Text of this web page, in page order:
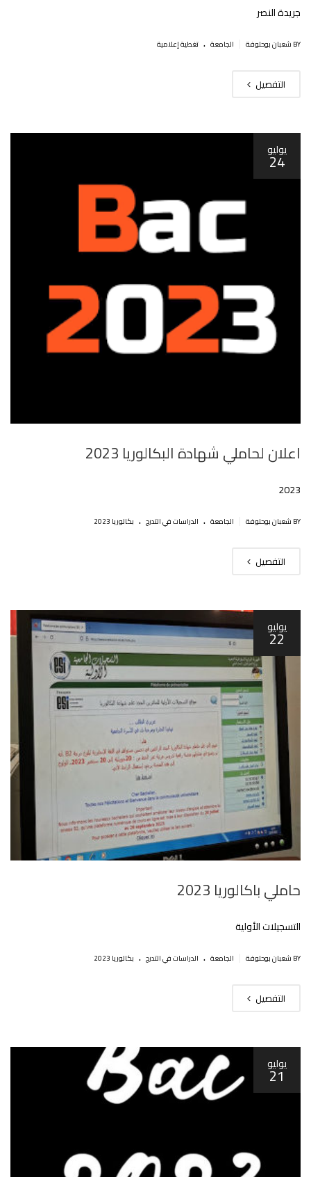
جريدة النصر
BY شعبان بوحلوفة الجامعة . تغطية إعلامية
التفصيل
يوليو
24
اعلان لحاملي شهادة البكالوريا 2023
2023
BY شعبان بوحلوفة الجامعة . الدراسات في التدرج . بكالوريا 2023
التفصيل
يوليو
22
حاملي باكالوريا 2023
التسجيلات الأولية
BY شعبان بوحلوفة الجامعة . الدراسات في التدرج . بكالوريا 2023
التفصيل
يوليو
21